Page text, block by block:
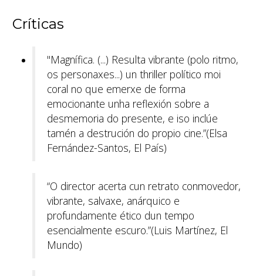
Críticas
"Magnífica. (...) Resulta vibrante (polo ritmo,
os personaxes...) un thriller político moi
coral no que emerxe de forma
emocionante unha reflexión sobre a
desmemoria do presente, e iso inclúe
tamén a destrución do propio cine.”(Elsa
Fernández-Santos, El País)
“O director acerta cun retrato conmovedor,
vibrante, salvaxe, anárquico e
profundamente ético dun tempo
esencialmente escuro.”(Luis Martínez, El
Mundo)